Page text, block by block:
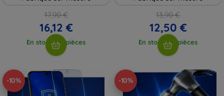
17,90 €
16,12 €
En stock > 5 pièces
13,90 €
12,50 €
En stock > 5 pièces
-10% -10%